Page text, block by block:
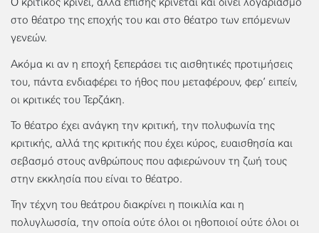
στο θέατρο της εποχής του και στο θέατρο των επόμενων
γενεών.
Ακόμα κι αν η εποχή ξεπεράσει τις αισθητικές προτιμήσεις
του, πάντα ενδιαφέρει το ήθος που μεταφέρουν, φερ’ ειπείν,
οι κριτικές του Τερζάκη.
Το θέατρο έχει ανάγκη την κριτική, την πολυφωνία της
κριτικής, αλλά της κριτικής που έχει κύρος, ευαισθησία και
σεβασμό στους ανθρώπους που αφιερώνουν τη ζωή τους
στην εκκλησία που είναι το θέατρο.
Την τέχνη του θεάτρου διακρίνει η ποικιλία και η
πολυγλωσσία, την οποία ούτε όλοι οι ηθοποιοί ούτε όλοι οι